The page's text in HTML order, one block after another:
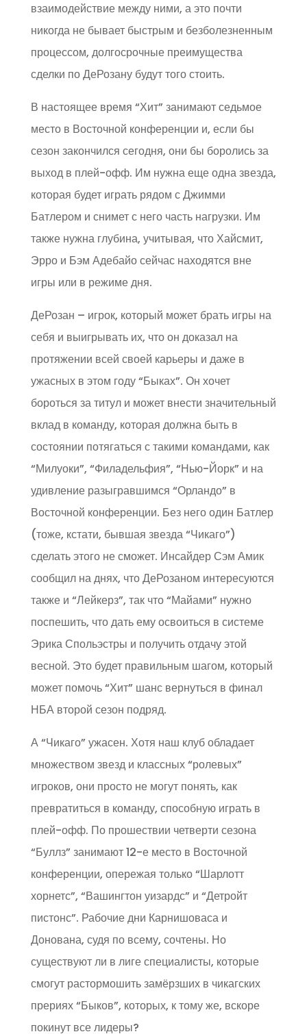
взаимодействие между ними, а это почти
никогда не бывает быстрым и безболезненным
процессом, долгосрочные преимущества
сделки по ДеРозану будут того стоить.
В настоящее время “Хит” занимают седьмое
место в Восточной конференции и, если бы
сезон закончился сегодня, они бы боролись за
выход в плей-офф. Им нужна еще одна звезда,
которая будет играть рядом с Джимми
Батлером и снимет с него часть нагрузки. Им
также нужна глубина, учитывая, что Хайсмит,
Эрро и Бэм Адебайо сейчас находятся вне
игры или в режиме дня.
ДеРозан – игрок, который может брать игры на
себя и выигрывать их, что он доказал на
протяжении всей своей карьеры и даже в
ужасных в этом году “Быках”. Он хочет
бороться за титул и может внести значительный
вклад в команду, которая должна быть в
состоянии потягаться с такими командами, как
“Милуоки”, “Филадельфия”, “Нью-Йорк” и на
удивление разыгравшимся “Орландо” в
Восточной конференции. Без него один Батлер
(тоже, кстати, бывшая звезда “Чикаго”)
сделать этого не сможет. Инсайдер Сэм Амик
сообщил на днях, что ДеРозаном интересуются
также и “Лейкерз”, так что “Майами” нужно
поспешить, что дать ему освоиться в системе
Эрика Спольэстры и получить отдачу этой
весной. Это будет правильным шагом, который
может помочь “Хит” шанс вернуться в финал
НБА второй сезон подряд.
А “Чикаго” ужасен. Хотя наш клуб обладает
множеством звезд и классных “ролевых”
игроков, они просто не могут понять, как
превратиться в команду, способную играть в
плей-офф. По прошествии четверти сезона
“Буллз” занимают 12-е место в Восточной
конференции, опережая только “Шарлотт
хорнетс”, “Вашингтон уизардс” и “Детройт
пистонс”. Рабочие дни Карнишоваса и
Донована, судя по всему, сочтены. Но
существуют ли в лиге специалисты, которые
смогут растормошить замёрзших в чикагских
прериях “Быков”, которых, к тому же, вскоре
покинут все лидеры?